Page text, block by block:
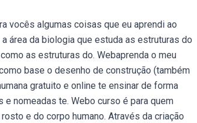
vocês algumas coisas que eu aprendi ao
área da biologia que estuda as estruturas do
as estruturas do. Webaprenda o meu
base o desenho de construção (também
gratuito e online te ensinar de forma
nomeadas te. Webo curso é para quem
e do corpo humano. Através da criação